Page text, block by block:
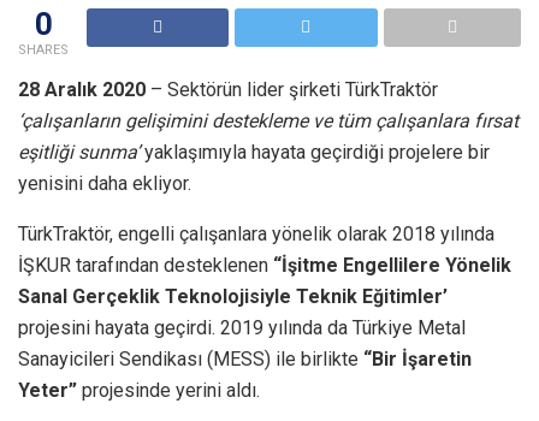
0
SHARES
28 Aralık 2020 – Sektörün lider şirketi TürkTraktör
‘çalışanların gelişimini destekleme ve tüm çalışanlara fırsat
eşitliği sunma’yaklaşımıyla hayata geçirdiği projelere bir
yenisini daha ekliyor.
TürkTraktör, engelli çalışanlara yönelik olarak 2018 yılında
İŞKUR tarafından desteklenen “İşitme Engellilere Yönelik
Sanal Gerçeklik Teknolojisiyle Teknik Eğitimler’
projesini hayata geçirdi. 2019 yılında da Türkiye Metal
Sanayicileri Sendikası (MESS) ile birlikte “Bir İşaretin
Yeter” projesinde yerini aldı.